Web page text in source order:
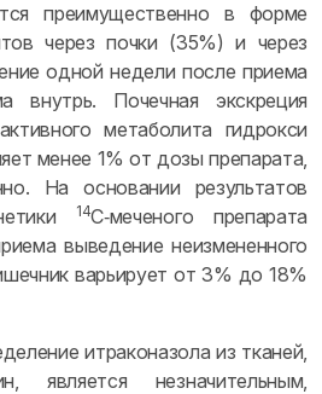
преимущественно в форме
через почки (35%) и через
одной недели после приема
внутрь. Почечная экскреция
метаболита гидрокси
менее 1% от дозы препарата,
На основании результатов
14C‑меченого препарата
выведение неизмененного
варьирует от 3% до 18%
итраконазола из тканей,
является незначительным,